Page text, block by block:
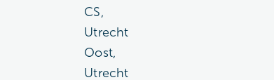
CS,
Utrecht
Oost,
Utrecht